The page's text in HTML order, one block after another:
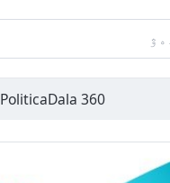
Dala 360
Politica